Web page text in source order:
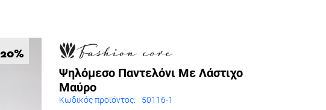
%
Ψηλόμεσο Παντελόνι Με Λάστιχο
Μαύρο
Κωδικός προϊόντος: 50116-1